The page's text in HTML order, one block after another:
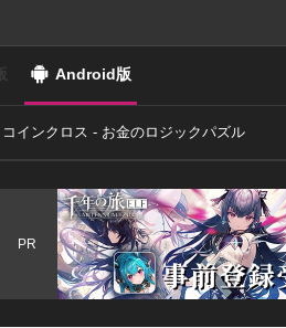
Android版
コインクロス - お金のロジックパズル
PR